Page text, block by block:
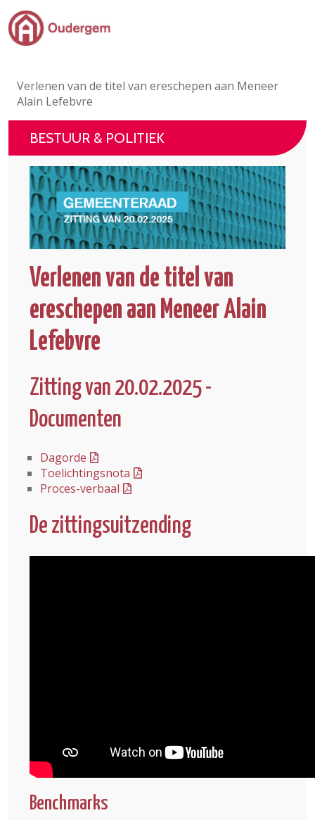
Ga naar de hoofdinhoud
Evenementen & Verenigingen
eLoket
Leven in Oudergem
In 1 klik
Verlenen van de titel van ereschepen aan Meneer
Alain Lefebvre
BESTUUR & POLITIEK
Verlenen van de titel van
ereschepen aan Meneer Alain
Lefebvre
Zitting van 20.02.2025 -
Documenten
Dagorde
Toelichtingsnota
Proces-verbaal
De zittingsuitzending
Benchmarks